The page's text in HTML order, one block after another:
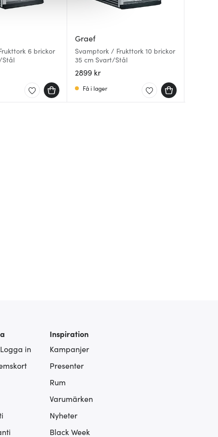
6 brickor
Stål
Graef
Svamptork / Frukttork 10 brickor
35 cm Svart/Stål
2899 kr
Få i lager
in
Inspiration
Kampanjer
Presenter
Rum
Varumärken
Nyheter
Black Week